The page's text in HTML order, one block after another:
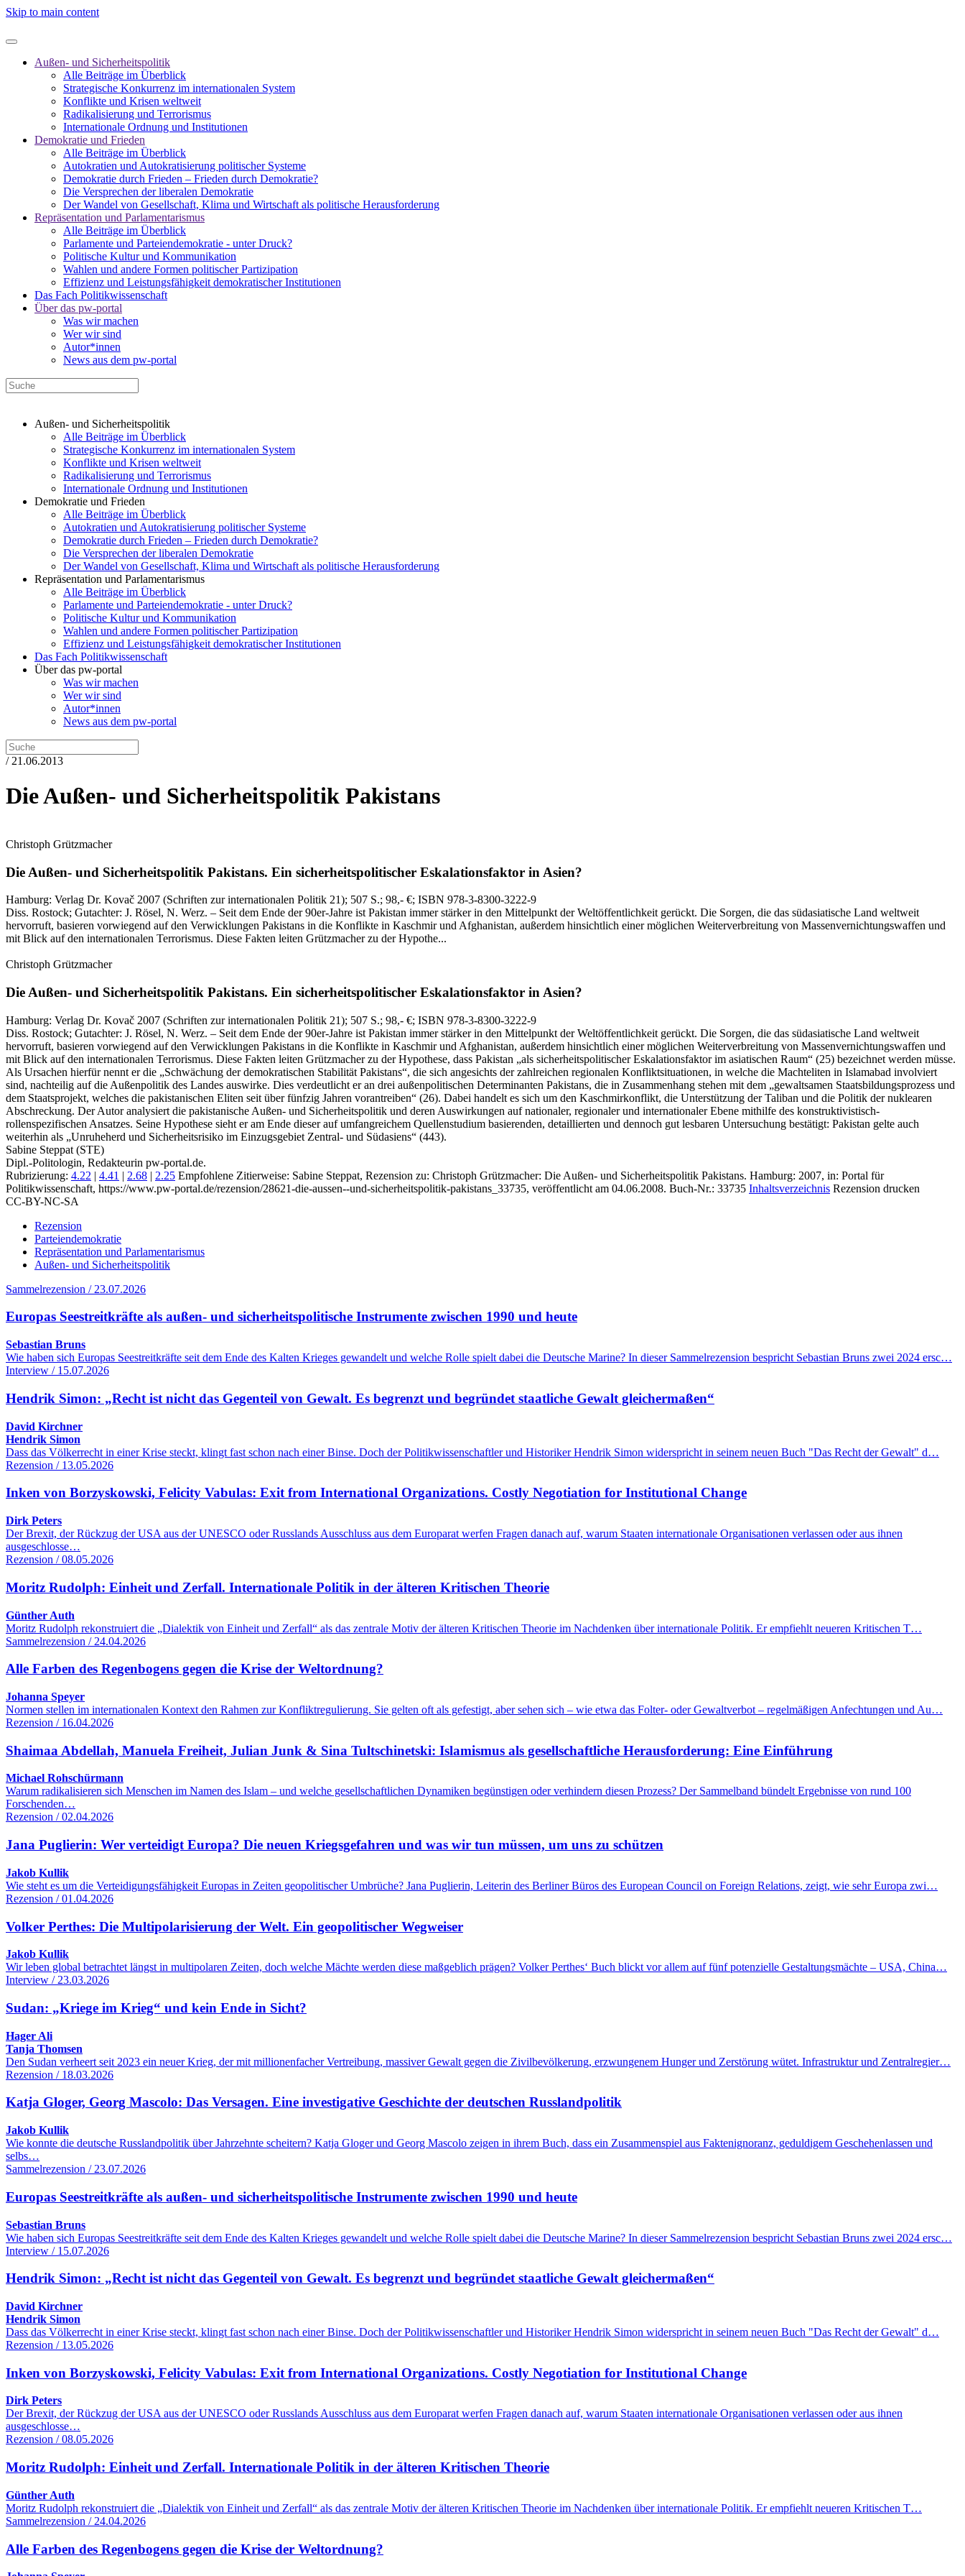
Skip to main content
Außen- und Sicherheitspolitik
Alle Beiträge im Überblick
Strategische Konkurrenz im internationalen System
Konflikte und Krisen weltweit
Radikalisierung und Terrorismus
Internationale Ordnung und Institutionen
Demokratie und Frieden
Alle Beiträge im Überblick
Autokratien und Autokratisierung politischer Systeme
Demokratie durch Frieden – Frieden durch Demokratie?
Die Versprechen der liberalen Demokratie
Der Wandel von Gesellschaft, Klima und Wirtschaft als politische Herausforderung
Repräsentation und Parlamentarismus
Alle Beiträge im Überblick
Parlamente und Parteiendemokratie - unter Druck?
Politische Kultur und Kommunikation
Wahlen und andere Formen politischer Partizipation
Effizienz und Leistungsfähigkeit demokratischer Institutionen
Das Fach Politikwissenschaft
Über das pw-portal
Was wir machen
Wer wir sind
Autor*innen
News aus dem pw-portal
Außen- und Sicherheitspolitik
Alle Beiträge im Überblick
Strategische Konkurrenz im internationalen System
Konflikte und Krisen weltweit
Radikalisierung und Terrorismus
Internationale Ordnung und Institutionen
Demokratie und Frieden
Alle Beiträge im Überblick
Autokratien und Autokratisierung politischer Systeme
Demokratie durch Frieden – Frieden durch Demokratie?
Die Versprechen der liberalen Demokratie
Der Wandel von Gesellschaft, Klima und Wirtschaft als politische Herausforderung
Repräsentation und Parlamentarismus
Alle Beiträge im Überblick
Parlamente und Parteiendemokratie - unter Druck?
Politische Kultur und Kommunikation
Wahlen und andere Formen politischer Partizipation
Effizienz und Leistungsfähigkeit demokratischer Institutionen
Das Fach Politikwissenschaft
Über das pw-portal
Was wir machen
Wer wir sind
Autor*innen
News aus dem pw-portal
/ 21.06.2013
Die Außen- und Sicherheitspolitik Pakistans
Christoph Grützmacher
Die Außen- und Sicherheitspolitik Pakistans. Ein sicherheitspolitischer Eskalationsfaktor in Asien?
Hamburg: Verlag Dr. Kovač 2007 (Schriften zur internationalen Politik 21); 507 S.; 98,- €; ISBN 978-3-8300-3222-9
Diss. Rostock; Gutachter: J. Rösel, N. Werz. – Seit dem Ende der 90er-Jahre ist Pakistan immer stärker in den Mittelpunkt der Weltöffentlichkeit gerückt. Die Sorgen, die das südasiatische Land weltweit
hervorruft, basieren vorwiegend auf den Verwicklungen Pakistans in die Konflikte in Kaschmir und Afghanistan, außerdem hinsichtlich einer möglichen Weiterverbreitung von Massenvernichtungswaffen und
mit Blick auf den internationalen Terrorismus. Diese Fakten leiten Grützmacher zu der Hypothe...
Christoph Grützmacher
Die Außen- und Sicherheitspolitik Pakistans. Ein sicherheitspolitischer Eskalationsfaktor in Asien?
Hamburg: Verlag Dr. Kovač 2007 (Schriften zur internationalen Politik 21); 507 S.; 98,- €; ISBN 978-3-8300-3222-9
Diss. Rostock; Gutachter: J. Rösel, N. Werz. – Seit dem Ende der 90er-Jahre ist Pakistan immer stärker in den Mittelpunkt der Weltöffentlichkeit gerückt. Die Sorgen, die das südasiatische Land weltweit
hervorruft, basieren vorwiegend auf den Verwicklungen Pakistans in die Konflikte in Kaschmir und Afghanistan, außerdem hinsichtlich einer möglichen Weiterverbreitung von Massenvernichtungswaffen und
mit Blick auf den internationalen Terrorismus. Diese Fakten leiten Grützmacher zu der Hypothese, dass Pakistan „als sicherheitspolitischer Eskalationsfaktor im asiatischen Raum“ (25) bezeichnet werden müsse.
Als Ursachen hierfür nennt er die „Schwächung der demokratischen Stabilität Pakistans“, die sich angesichts der zahlreichen regionalen Konfliktsituationen, in welche die Machteliten in Islamabad involviert
sind, nachteilig auf die Außenpolitik des Landes auswirke. Dies verdeutlicht er an drei außenpolitischen Determinanten Pakistans, die in Zusammenhang stehen mit dem „gewaltsamen Staatsbildungsprozess und
dem Staatsprojekt, welches die pakistanischen Eliten seit über fünfzig Jahren vorantreiben“ (26). Dabei handelt es sich um den Kaschmirkonflikt, die Unterstützung der Taliban und die Politik der nuklearen
Abschreckung. Der Autor analysiert die pakistanische Außen- und Sicherheitspolitik und deren Auswirkungen auf nationaler, regionaler und internationaler Ebene mithilfe des konstruktivistisch-
rollenspezifischen Ansatzes. Seine Hypothese sieht er am Ende dieser auf umfangreichem Quellenstudium basierenden, detaillierten und dennoch gut lesbaren Untersuchung bestätigt: Pakistan gelte auch
weiterhin als „Unruheherd und Sicherheitsrisiko im Einzugsgebiet Zentral- und Südasiens“ (443).
Sabine Steppat (STE)
Dipl.-Politologin, Redakteurin pw-portal.de.
Rubrizierung: 4.22 | 4.41 | 2.68 | 2.25 Empfohlene Zitierweise: Sabine Steppat, Rezension zu: Christoph Grützmacher: Die Außen- und Sicherheitspolitik Pakistans. Hamburg: 2007, in: Portal für
Politikwissenschaft, https://www.pw-portal.de/rezension/28621-die-aussen--und-sicherheitspolitik-pakistans_33735, veröffentlicht am 04.06.2008. Buch-Nr.: 33735 Inhaltsverzeichnis Rezension drucken
CC-BY-NC-SA
Rezension
Parteiendemokratie
Repräsentation und Parlamentarismus
Außen- und Sicherheitspolitik
Sammelrezension / 23.07.2026
Europas Seestreitkräfte als außen- und sicherheitspolitische Instrumente zwischen 1990 und heute
Sebastian Bruns
Wie haben sich Europas Seestreitkräfte seit dem Ende des Kalten Krieges gewandelt und welche Rolle spielt dabei die Deutsche Marine? In dieser Sammelrezension bespricht Sebastian Bruns zwei 2024 ersc…
Interview / 15.07.2026
Hendrik Simon: „Recht ist nicht das Gegenteil von Gewalt. Es begrenzt und begründet staatliche Gewalt gleichermaßen“
David Kirchner
Hendrik Simon
Dass das Völkerrecht in einer Krise steckt, klingt fast schon nach einer Binse. Doch der Politikwissenschaftler und Historiker Hendrik Simon widerspricht in seinem neuen Buch "Das Recht der Gewalt" d…
Rezension / 13.05.2026
Inken von Borzyskowski, Felicity Vabulas: Exit from International Organizations. Costly Negotiation for Institutional Change
Dirk Peters
Der Brexit, der Rückzug der USA aus der UNESCO oder Russlands Ausschluss aus dem Europarat werfen Fragen danach auf, warum Staaten internationale Organisationen verlassen oder aus ihnen
ausgeschlosse…
Rezension / 08.05.2026
Moritz Rudolph: Einheit und Zerfall. Internationale Politik in der älteren Kritischen Theorie
Günther Auth
Moritz Rudolph rekonstruiert die „Dialektik von Einheit und Zerfall“ als das zentrale Motiv der älteren Kritischen Theorie im Nachdenken über internationale Politik. Er empfiehlt neueren Kritischen T…
Sammelrezension / 24.04.2026
Alle Farben des Regenbogens gegen die Krise der Weltordnung?
Johanna Speyer
Normen stellen im internationalen Kontext den Rahmen zur Konfliktregulierung. Sie gelten oft als gefestigt, aber sehen sich – wie etwa das Folter- oder Gewaltverbot – regelmäßigen Anfechtungen und Au…
Rezension / 16.04.2026
Shaimaa Abdellah, Manuela Freiheit, Julian Junk & Sina Tultschinetski: Islamismus als gesellschaftliche Herausforderung: Eine Einführung
Michael Rohschürmann
Warum radikalisieren sich Menschen im Namen des Islam – und welche gesellschaftlichen Dynamiken begünstigen oder verhindern diesen Prozess? Der Sammelband bündelt Ergebnisse von rund 100
Forschenden…
Rezension / 02.04.2026
Jana Puglierin: Wer verteidigt Europa? Die neuen Kriegsgefahren und was wir tun müssen, um uns zu schützen
Jakob Kullik
Wie steht es um die Verteidigungsfähigkeit Europas in Zeiten geopolitischer Umbrüche? Jana Puglierin, Leiterin des Berliner Büros des European Council on Foreign Relations, zeigt, wie sehr Europa zwi…
Rezension / 01.04.2026
Volker Perthes: Die Multipolarisierung der Welt. Ein geopolitischer Wegweiser
Jakob Kullik
Wir leben global betrachtet längst in multipolaren Zeiten, doch welche Mächte werden diese maßgeblich prägen? Volker Perthes‘ Buch blickt vor allem auf fünf potenzielle Gestaltungsmächte – USA, China…
Interview / 23.03.2026
Sudan: „Kriege im Krieg“ und kein Ende in Sicht?
Hager Ali
Tanja Thomsen
Den Sudan verheert seit 2023 ein neuer Krieg, der mit millionenfacher Vertreibung, massiver Gewalt gegen die Zivilbevölkerung, erzwungenem Hunger und Zerstörung wütet. Infrastruktur und Zentralregier…
Rezension / 18.03.2026
Katja Gloger, Georg Mascolo: Das Versagen. Eine investigative Geschichte der deutschen Russlandpolitik
Jakob Kullik
Wie konnte die deutsche Russlandpolitik über Jahrzehnte scheitern? Katja Gloger und Georg Mascolo zeigen in ihrem Buch, dass ein Zusammenspiel aus Faktenignoranz, geduldigem Geschehenlassen und
selbs…
Sammelrezension / 23.07.2026
Europas Seestreitkräfte als außen- und sicherheitspolitische Instrumente zwischen 1990 und heute
Sebastian Bruns
Wie haben sich Europas Seestreitkräfte seit dem Ende des Kalten Krieges gewandelt und welche Rolle spielt dabei die Deutsche Marine? In dieser Sammelrezension bespricht Sebastian Bruns zwei 2024 ersc…
Interview / 15.07.2026
Hendrik Simon: „Recht ist nicht das Gegenteil von Gewalt. Es begrenzt und begründet staatliche Gewalt gleichermaßen“
David Kirchner
Hendrik Simon
Dass das Völkerrecht in einer Krise steckt, klingt fast schon nach einer Binse. Doch der Politikwissenschaftler und Historiker Hendrik Simon widerspricht in seinem neuen Buch "Das Recht der Gewalt" d…
Rezension / 13.05.2026
Inken von Borzyskowski, Felicity Vabulas: Exit from International Organizations. Costly Negotiation for Institutional Change
Dirk Peters
Der Brexit, der Rückzug der USA aus der UNESCO oder Russlands Ausschluss aus dem Europarat werfen Fragen danach auf, warum Staaten internationale Organisationen verlassen oder aus ihnen
ausgeschlosse…
Rezension / 08.05.2026
Moritz Rudolph: Einheit und Zerfall. Internationale Politik in der älteren Kritischen Theorie
Günther Auth
Moritz Rudolph rekonstruiert die „Dialektik von Einheit und Zerfall“ als das zentrale Motiv der älteren Kritischen Theorie im Nachdenken über internationale Politik. Er empfiehlt neueren Kritischen T…
Sammelrezension / 24.04.2026
Alle Farben des Regenbogens gegen die Krise der Weltordnung?